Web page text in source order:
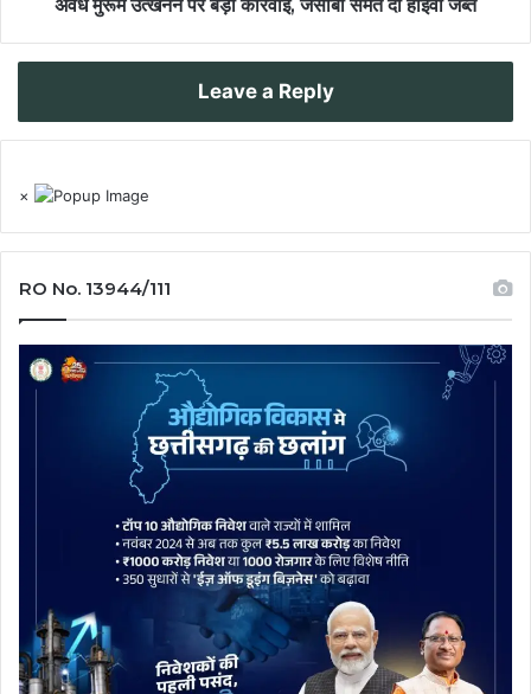
अवैध मुरूम उत्खनन पर बड़ी कार्रवाई, जेसीबी समेत दो हाईवा जब्त
Leave a Reply
×
RO No. 13944/111